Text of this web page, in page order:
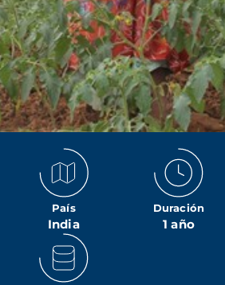
País
India
Duración
1 año